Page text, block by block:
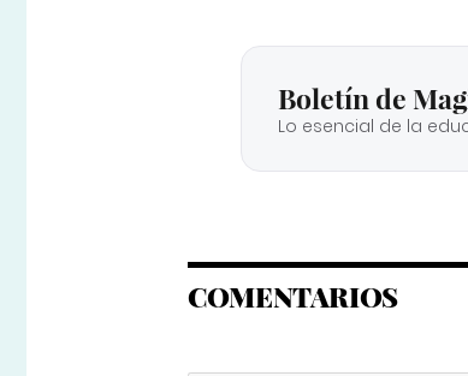
Boletín de
Lo esencial de la
COMENTARIOS